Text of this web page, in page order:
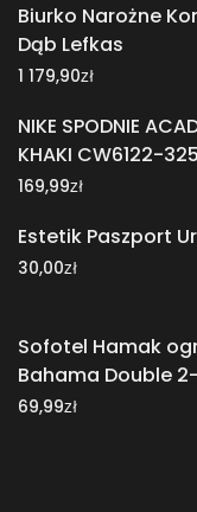
Biurko Narożne
Dąb Lefkas
1 179,90zł
NIKE SPODNIE
KHAKI CW6122-325
169,99zł
Estetik Paszport
30,00zł
Sofotel Hamak
Bahama Double
69,99zł